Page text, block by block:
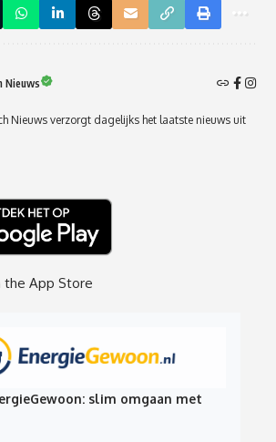
Nieuws
Nieuws verzorgt dagelijks het laatste nieuws uit
slim omgaan met